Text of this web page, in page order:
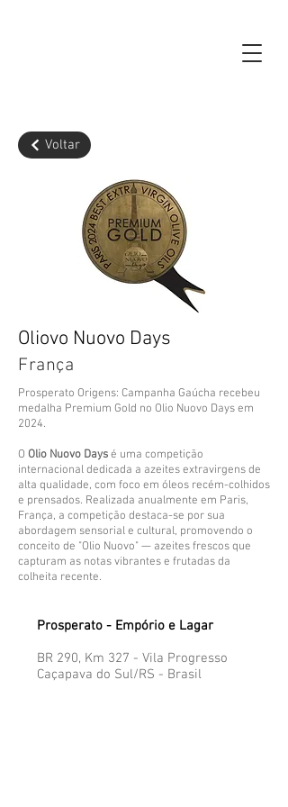
Voltar
Oliovo Nuovo Days
França
Prosperato Origens: Campanha Gaúcha recebeu
medalha Premium Gold no Olio Nuovo Days em
2024.
O Olio Nuovo Days é uma competição
internacional dedicada a azeites extravirgens de
alta qualidade, com foco em óleos recém-colhidos
e prensados. Realizada anualmente em Paris,
França, a competição destaca-se por sua
abordagem sensorial e cultural, promovendo o
conceito de "Olio Nuovo" — azeites frescos que
capturam as notas vibrantes e frutadas da
colheita recente.
Prosperato - Empório e Lagar
BR 290, Km 327 - Vila Progresso
Caçapava do Sul/RS - Brasil​